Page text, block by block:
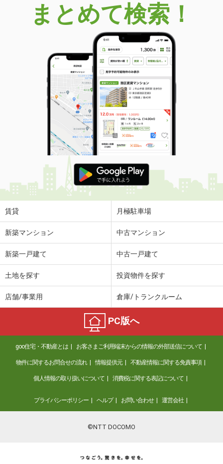
まとめて検索！
賃貸 月極駐車場
新築マンション 中古マンション
新築一戸建て 中古一戸建て
土地を探す 投資物件を探す
店舗/事業用 倉庫/トランクルーム
PC版へ
goo住宅・不動産とは お客さまご利用端末からの情報の外部送信について
物件に関するお問合せの流れ 情報提供元 不動産情報に関する免責事項
個人情報の取り扱いについて 消費税に関する表記について
プライバシーポリシー ヘルプ お問い合わせ 運営会社
©NTT DOCOMO